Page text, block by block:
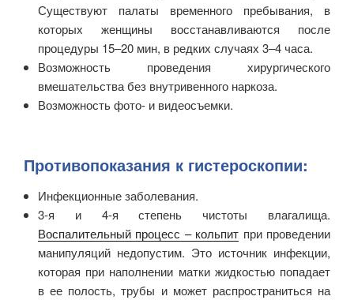
Существуют палаты временного пребывания, в
которых женщины восстанавливаются после
процедуры 15–20 мин, в редких случаях 3–4 часа.
Возможность проведения хирургического
вмешательства без внутривенного наркоза.
Возможность фото- и видеосъемки.
Противопоказания к гистероскопии:
Инфекционные заболевания.
3-я и 4-я степень чистоты влагалища.
Воспалительный процесс – кольпит при проведении
манипуляций недопустим. Это источник инфекции,
которая при наполнении матки жидкостью попадает
в ее полость, трубы и может распространиться на